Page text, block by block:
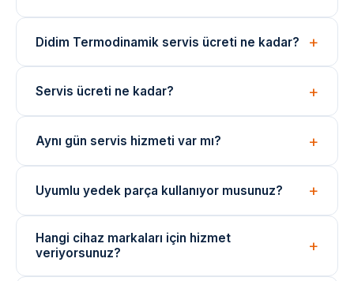
Didim Termodinamik servis ücreti ne kadar?
göre değişir; işlem öncesi net fiyat bilgisi paylaşılır.
Servis ücreti ne kadar?
ve değişen parçaya göre belirlenir. İşlem öncesi fiyat
Aynı gün servis hizmeti var mı?
ekibimizi yönlendirebiliyoruz. Acil durumlar için çağrı
Uyumlu yedek parça kullanıyor musunuz?
yedek parçalar kullanılmaktadır. Parça değişimlerinde
garanti verilir.
Hangi cihaz markaları için hizmet
veriyorsunuz?